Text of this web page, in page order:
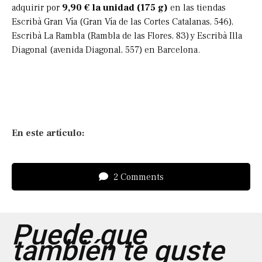
adquirir por 9,90 € la unidad (175 g) en las tiendas
Escribà Gran Vía (Gran Vía de las Cortes Catalanas, 546),
Escribà La Rambla (Rambla de las Flores, 83) y Escribà Illa
Diagonal (avenida Diagonal, 557) en Barcelona.
En este artículo:
2 Comments
Puede que
también te guste